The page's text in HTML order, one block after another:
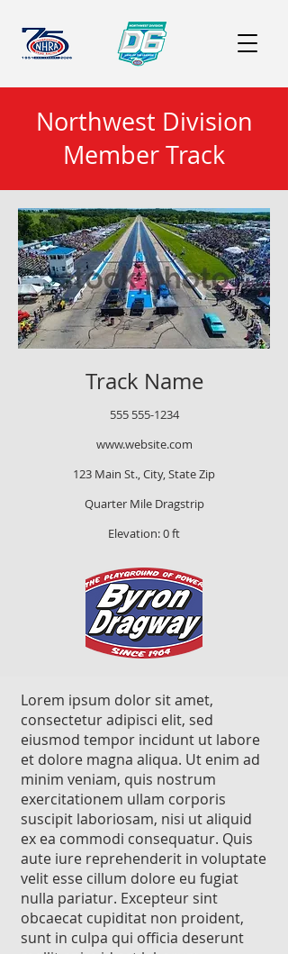
Northwest Division
Member Track
Track Name
555 555-1234
www.website.com
123 Main St., City, State Zip
Quarter Mile Dragstrip
Elevation: 0 ft
Lorem ipsum dolor sit amet,
consectetur adipisci elit, sed
eiusmod tempor incidunt ut labore
et dolore magna aliqua. Ut enim ad
minim veniam, quis nostrum
exercitationem ullam corporis
suscipit laboriosam, nisi ut aliquid
ex ea commodi consequatur. Quis
aute iure reprehenderit in voluptate
velit esse cillum dolore eu fugiat
nulla pariatur. Excepteur sint
obcaecat cupiditat non proident,
sunt in culpa qui officia deserunt